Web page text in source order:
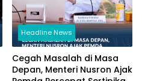
Headline News
Cegah Masalah di Masa
Depan, Menteri Nusron Ajak